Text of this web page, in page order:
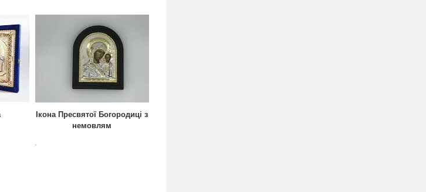
Ікона Пресвятої Богородиці з
немовлям